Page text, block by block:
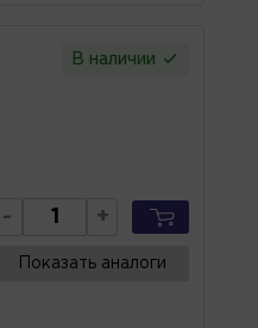
В наличии
- +
Показать аналоги